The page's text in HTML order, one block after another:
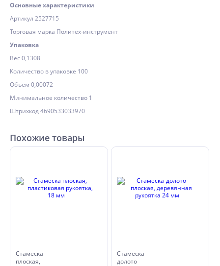
Основные характеристики
Артикул 2527715
Торговая марка Политех-инструмент
Упаковка
Вес 0,1308
Количество в упаковке 100
Объём 0,00072
Минимальное количество 1
Штрихкод 4690533033970
Похожие товары
Стамеска
плоская,
Стамеска-
долото